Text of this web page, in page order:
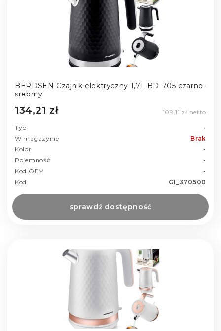
BERDSEN Czajnik elektryczny 1,7L BD-705 czarno-
srebrny
134,21 zł 109,11 zł netto
Typ
-
W magazynie
Brak
Kolor
-
Pojemność
-
Kod OEM
-
Kod
GI_370500
sprawdź dostępność